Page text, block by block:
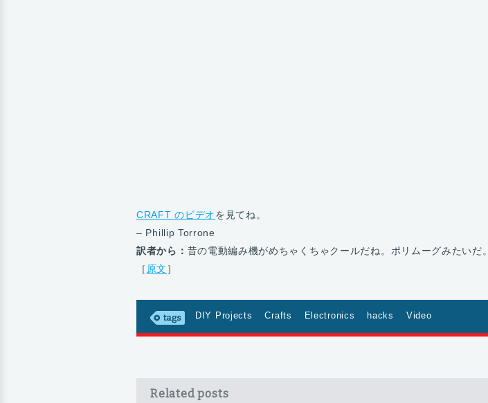
CRAFT のビデオを見てね。
– Phillip Torrone
訳者から： 昔の電動編み機がめちゃくちゃクールだね。ポリムーグみたいだ。
［ 原文 ］
DIY Projects Crafts Electronics hacks Video
Related posts